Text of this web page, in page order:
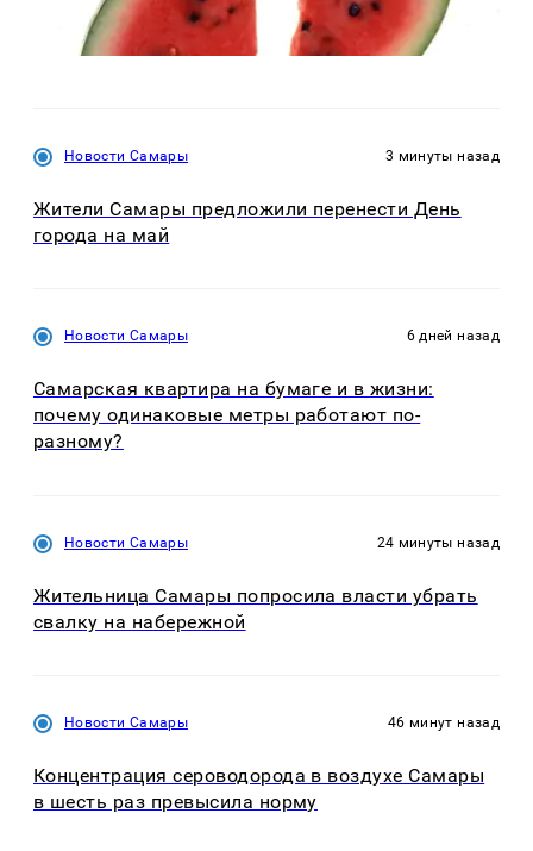
Новости Самары 3 минуты назад
Жители Самары предложили перенести День
города на май
Новости Самары 6 дней назад
Самарская квартира на бумаге и в жизни:
почему одинаковые метры работают по-
разному?
Новости Самары 24 минуты назад
Жительница Самары попросила власти убрать
свалку на набережной
Новости Самары 46 минут назад
Концентрация сероводорода в воздухе Самары
в шесть раз превысила норму